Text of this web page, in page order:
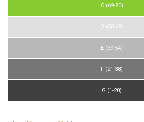
C (69-80)
D (55-68)
E (39-54)
F (21-38)
G (1-20)